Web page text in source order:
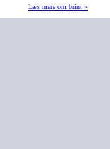
Læs mere om brint »